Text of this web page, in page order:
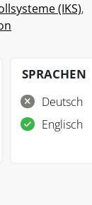
(IKS),
SPRACHEN
Deutsch
Englisch